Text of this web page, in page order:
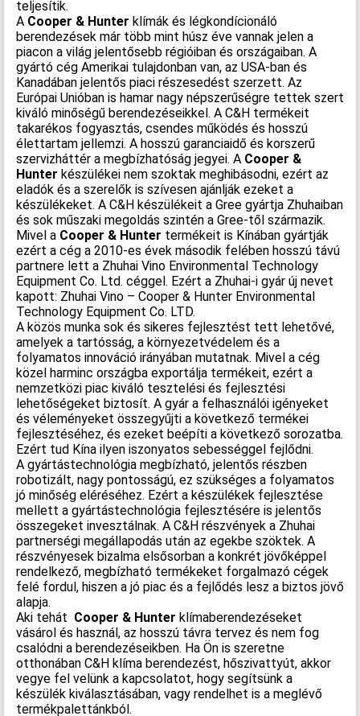
teljesítik.
A Cooper & Hunter klímák és légkondícionáló
berendezések már több mint húsz éve vannak jelen a
piacon a világ jelentősebb régióiban és országaiban. A
gyártó cég Amerikai tulajdonban van, az USA-ban és
Kanadában jelentős piaci részesedést szerzett. Az
Európai Unióban is hamar nagy népszerűségre tettek szert
kiváló minőségű berendezéseikkel. A C&H termékeit
takarékos fogyasztás, csendes működés és hosszú
élettartam jellemzi. A hosszú garanciaidő és korszerű
szervizháttér a megbízhatóság jegyei. A Cooper &
Hunter készülékei nem szoktak meghibásodni, ezért az
eladók és a szerelők is szívesen ajánlják ezeket a
készülékeket. A C&H készülékeit a Gree gyártja Zhuhaiban
és sok műszaki megoldás szintén a Gree-től származik.
Mivel a Cooper & Hunter termékeit is Kínában gyártják
ezért a cég a 2010-es évek második felében hosszú távú
partnere lett a Zhuhai Vino Environmental Technology
Equipment Co. Ltd. céggel. Ezért a Zhuhai-i gyár új nevet
kapott: Zhuhai Vino – Cooper & Hunter Environmental
Technology Equipment Co. LTD.
A közös munka sok és sikeres fejlesztést tett lehetővé,
amelyek a tartósság, a környezetvédelem és a
folyamatos innováció irányában mutatnak. Mivel a cég
közel harminc országba exportálja termékeit, ezért a
nemzetközi piac kiváló tesztelési és fejlesztési
lehetőségeket biztosít. A gyár a felhasználói igényeket
és véleményeket összegyűjti a következő termékei
fejlesztéséhez, és ezeket beépíti a következő sorozatba.
Ezért tud Kína ilyen iszonyatos sebességgel fejlődni.
A gyártástechnológia megbízható, jelentős részben
robotizált, nagy pontosságú, ez szükséges a folyamatos
jó minőség eléréséhez. Ezért a készülékek fejlesztése
mellett a gyártástechnológia fejlesztésére is jelentős
összegeket invesztálnak. A C&H részvények a Zhuhai
partnerségi megállapodás után az egekbe szöktek. A
részvényesek bizalma elsősorban a konkrét jövőképpel
rendelkező, megbízható termékeket forgalmazó cégek
felé fordul, hiszen a jó piac és a fejlődés lesz a biztos jövő
alapja.
Aki tehát Cooper & Hunter klímaberendezéseket
vásárol és használ, az hosszú távra tervez és nem fog
csalódni a berendezéseikben. Ha Ön is szeretne
otthonában C&H klíma berendezést, hőszivattyút, akkor
vegye fel velünk a kapcsolatot, hogy segítsünk a
készülék kiválasztásában, vagy rendelhet is a meglévő
termékpalettánkból.